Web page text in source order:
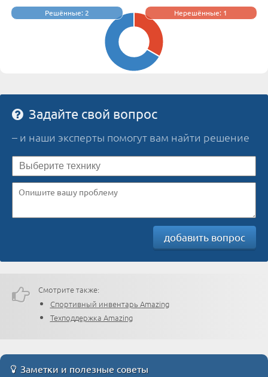
Решённые: 2 Нерешённые: 1
Задайте свой вопрос
– и наши эксперты помогут вам найти решение
добавить вопрос
Смотрите также:
Спортивный инвентарь Amazing
Техподдержка Amazing
Заметки и полезные советы